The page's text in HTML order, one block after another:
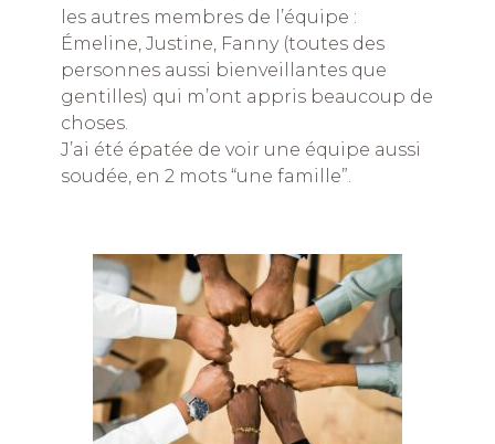
les autres membres de l’équipe :
Émeline, Justine, Fanny (toutes des
personnes aussi bienveillantes que
gentilles) qui m’ont appris beaucoup de
choses.
J’ai été épatée de voir une équipe aussi
soudée, en 2 mots “une famille”.